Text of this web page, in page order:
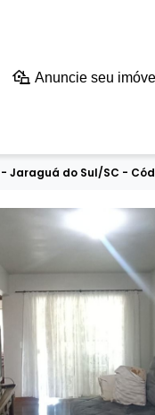
Anuncie seu imóvel
Jaraguá do Sul/SC - Cód.